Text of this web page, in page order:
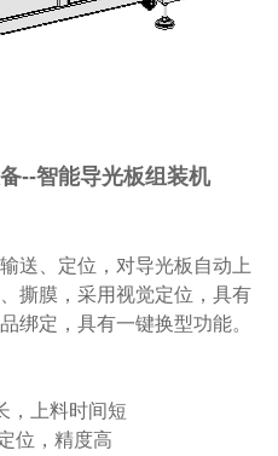
--智能导光板组装机
送、定位，对导光板自动上
撕膜，采用视觉定位，具有
绑定，具有一键换型功能。
，上料时间短
位，精度高